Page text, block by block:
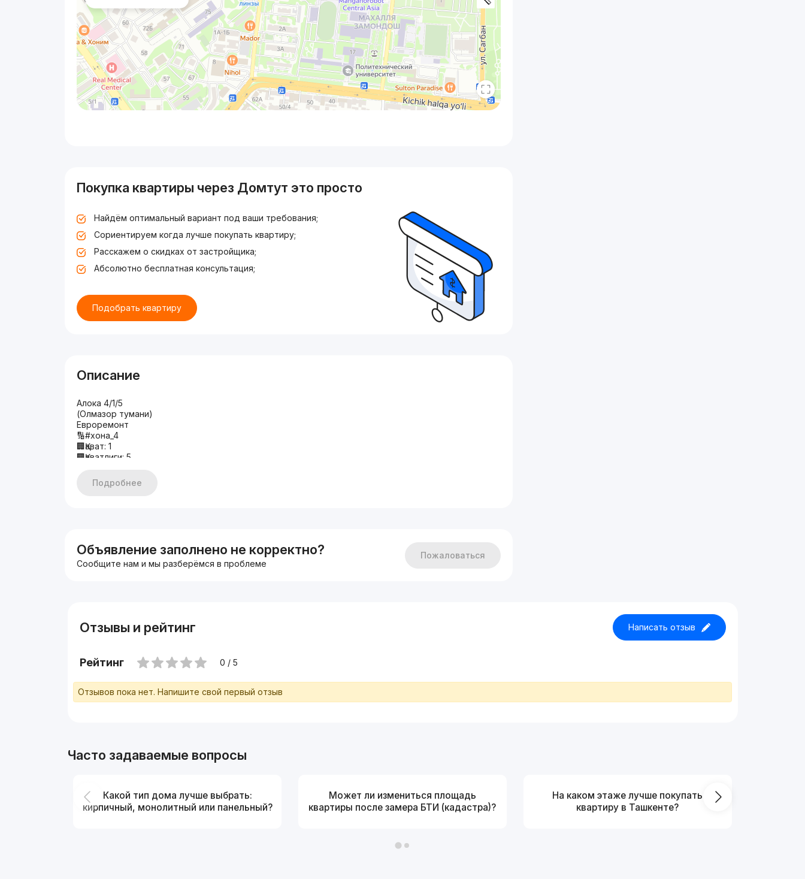
Покупка квартиры через Домтут это просто
Найдём оптимальный вариант под ваши требования;
Сориентируем когда лучше покупать квартиру;
Расскажем о скидках от застройщика;
Абсолютно бесплатная консультация;
Подобрать квартиру
Описание
Алока 4/1/5
(Олмазор тумани)
Евроремонт
🔢#хона_4
🏢Қават: 1
🏢Қаватлиги: 5
📐 Квартира сатҳи: 88 м²
🔖 Қўшимча маълумот: балкон 2х6 метр
Подробнее
Объявление заполнено не корректно?
Сообщите нам и мы разберёмся в проблеме
Пожаловаться
Отзывы и рейтинг Написать отзыв
Рейтинг 0 / 5
Отзывов пока нет. Напишите свой первый отзыв
Часто задаваемые вопросы
Какой тип дома лучше выбрать:
кирпичный, монолитный или панельный?
Может ли измениться площадь
квартиры после замера БТИ (кадастра)?
На каком этаже лучше покупать
квартиру в Ташкенте?